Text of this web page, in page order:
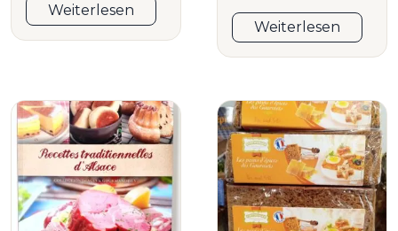
Weiterlesen
Weiterlesen